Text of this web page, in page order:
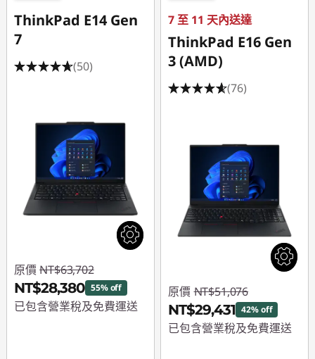
ThinkPad E14 Gen
7
(50)
原價 NT$63,702
NT$28,380 55% off
已包含營業稅及免費運送
7 至 11 天內送達
ThinkPad E16 Gen
3 (AMD)
(76)
原價 NT$51,076
NT$29,431 42% off
已包含營業稅及免費運送